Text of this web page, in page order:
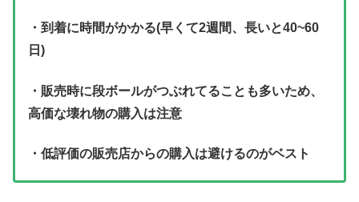
・到着に時間がかかる(早くて2週間、長いと40~60
日)
・販売時に段ボールがつぶれてることも多いため、
高価な壊れ物の購入は注意
・低評価の販売店からの購入は避けるのがベスト